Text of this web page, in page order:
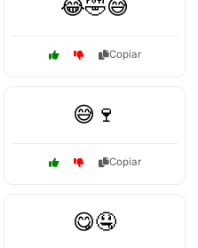
😂🤣😅
Copiar
😅🍷
Copiar
😋🤤